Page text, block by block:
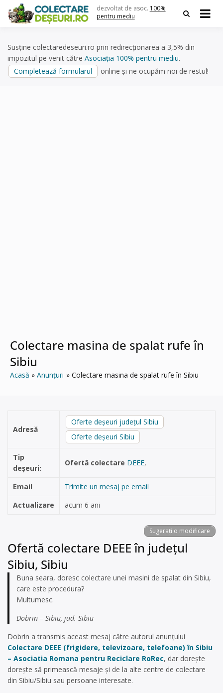
content
dezvoltat de asoc. 100%
pentru mediu
Susține colectaredeseuri.ro prin redirecționarea a 3,5% din
impozitul pe venit către Asociația 100% pentru mediu.
Completează formularul
online și ne ocupăm noi de restul!
Colectare masina de spalat rufe în
Sibiu
Acasă Anunțuri Colectare masina de spalat rufe în Sibiu
Adresă
Oferte deșeuri județul Sibiu
Oferte deșeuri Sibiu
Tip
deșeuri:
Ofertă colectare DEEE,
Email
Trimite un mesaj pe email
Actualizare
acum 6 ani
Sugerați o modificare
Ofertă colectare DEEE în județul
Sibiu, Sibiu
Buna seara, doresc colectare unei masini de spalat din Sibiu,
care este procedura?
Multumesc.
Dobrin – Sibiu, jud. Sibiu
Dobrin a transmis aceast mesaj către autorul anunțului
Colectare DEEE (frigidere, televizoare, telefoane) în Sibiu
– Asociatia Romana pentru Reciclare RoRec, dar dorește
dorește să primească mesaje și de la alte centre de colectare
din Sibiu/Sibiu sau persoane interesate.